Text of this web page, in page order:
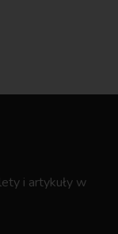
i artykuły w